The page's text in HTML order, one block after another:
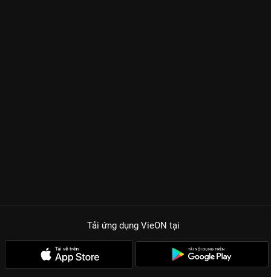
Tải ứng dụng VieON tại